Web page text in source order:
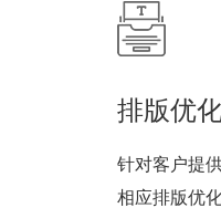
排版优
针对客户提
相应排版优